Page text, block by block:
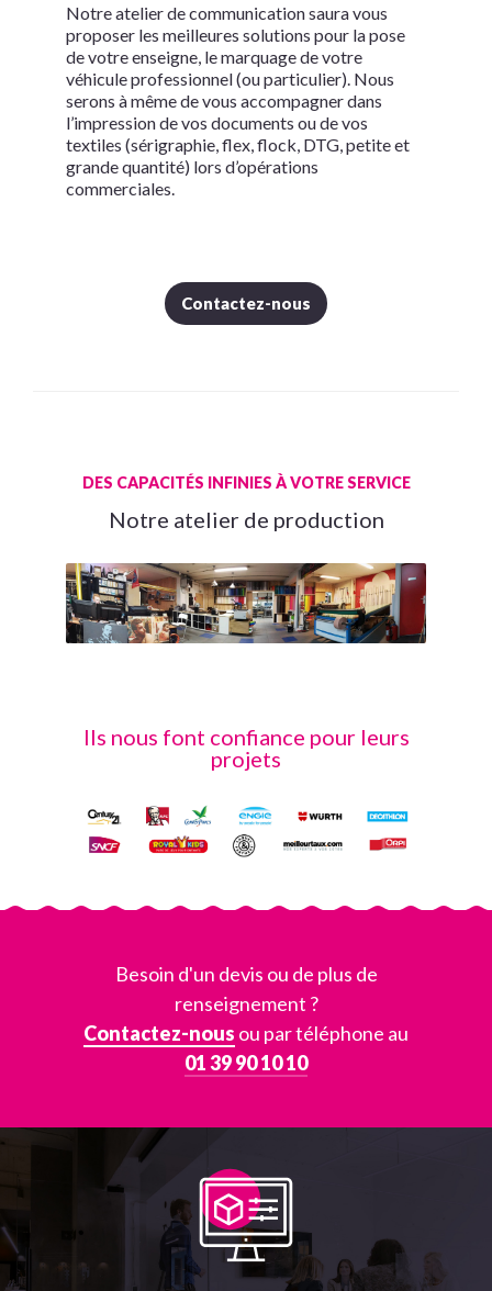
Notre atelier de communication saura vous
proposer les meilleures solutions pour la pose
de votre enseigne, le marquage de votre
véhicule professionnel (ou particulier). Nous
serons à même de vous accompagner dans
l’impression de vos documents ou de vos
textiles (sérigraphie, flex, flock, DTG, petite et
grande quantité) lors d’opérations
commerciales.
Contactez-nous
DES CAPACITÉS INFINIES À VOTRE SERVICE
Notre atelier de production
Ils nous font confiance pour leurs
projets
Besoin d'un devis ou de plus de
renseignement ?
Contactez-nous ou par téléphone au
01 39 90 10 10